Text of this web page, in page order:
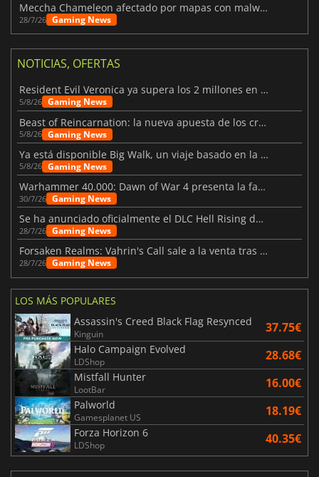
Meccha Chameleon afectado por mapas con malware y Discord
28/7/26 Gaming News
NOTICIAS, OFERTAS
Resident Evil Veronica ya supera los 2 millones en listas de deseados
5/8/26 Gaming News
Beast of Reincarnation: la nueva apuesta de los creadores de Pokémon
5/8/26 Gaming News
Ya está disponible Big Walk, un viaje basado en la amistad
5/8/26 Gaming News
Warhammer 40.000: Dawn of War 4 presenta la facción de los Necrones
30/7/26 Gaming News
Se ha anunciado oficialmente el DLC Hell Rising de Nioh 3
28/7/26 Gaming News
Forsaken Realms: Vahrin's Call sale a la venta tras una década
28/7/26 Gaming News
LOS MÁS POPULARES
Assassin's Creed Black Flag Resynced
Kinguin 37.75€
Halo Campaign Evolved
LDShop 28.68€
Mistfall Hunter
LootBar 16.00€
Palworld
Gamesplanet US 18.19€
Forza Horizon 6
LDShop 40.35€